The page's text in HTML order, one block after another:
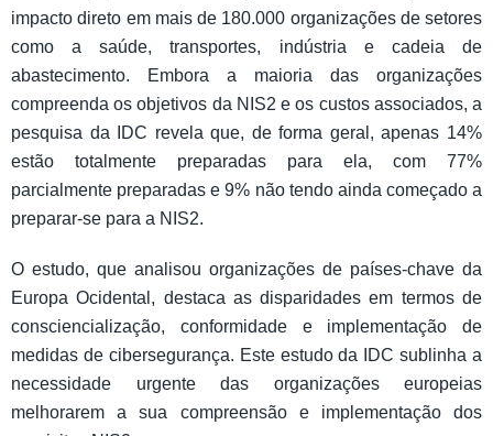
impacto direto em mais de 180.000 organizações de setores
como a saúde, transportes, indústria e cadeia de
abastecimento. Embora a maioria das organizações
compreenda os objetivos da NIS2 e os custos associados, a
pesquisa da IDC revela que, de forma geral, apenas 14%
estão totalmente preparadas para ela, com 77%
parcialmente preparadas e 9% não tendo ainda começado a
preparar-se para a NIS2.
O estudo, que analisou organizações de países-chave da
Europa Ocidental, destaca as disparidades em termos de
consciencialização, conformidade e implementação de
medidas de cibersegurança. Este estudo da IDC sublinha a
necessidade urgente das organizações europeias
melhorarem a sua compreensão e implementação dos